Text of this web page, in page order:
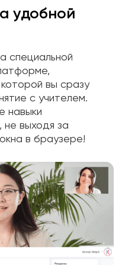
удобной
специальной
вы сразу
с учителем.
навыки
не выходя за
в браузере!